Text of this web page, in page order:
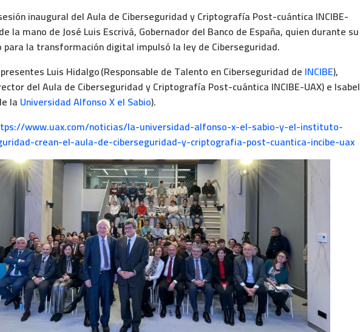
inaugural del Aula de Ciberseguridad y Criptografía Post-cuántica INCIBE-
la mano de José Luis Escrivá, Gobernador del Banco de España, quien durante su
la transformación digital impulsó la ley de Ciberseguridad.
Luis Hidalgo (Responsable de Talento en Ciberseguridad de INCIBE),
del Aula de Ciberseguridad y Criptografía Post-cuántica INCIBE-UAX) e Isabel
la Universidad Alfonso X el Sabio).
www.uax.com/noticias/la-universidad-alfonso-x-el-sabio-y-el-instituto-
crean-el-aula-de-ciberseguridad-y-criptografia-post-cuantica-incibe-uax